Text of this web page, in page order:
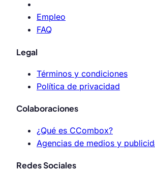
Empleo
FAQ
Legal
Términos y condiciones
Política de privacidad
Colaboraciones
¿Qué es CCombox?
Agencias de medios y
Redes Sociales